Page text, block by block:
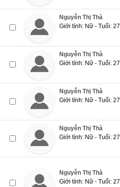
Nguyễn Thị Thà
Giới tính: Nữ - Tuổi: 27
Nguyễn Thị Thà
Giới tính: Nữ - Tuổi: 27
Nguyễn Thị Thà
Giới tính: Nữ - Tuổi: 27
Nguyễn Thị Thà
Giới tính: Nữ - Tuổi: 27
Nguyễn Thị Thà
Giới tính: Nữ - Tuổi: 27